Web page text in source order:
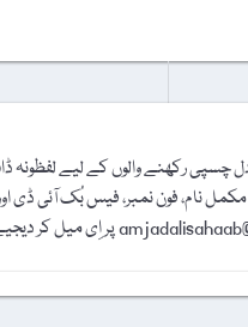
چسپی رکھنے والوں کے لیے لفظونہ
مکمل نام، فون نمبر، فیس بُک آئی